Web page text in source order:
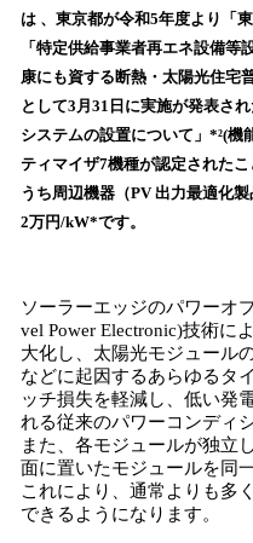
を
読
込
み
中
で
す
は 、東京都が令和5年度より「
「特定供給事業者再エネ設備
康にも資する断熱・太陽光住宅
として3月31日に実施が発表さ
システムの設置について」*²(機
ティマイザ7機種が認定された
うち周辺機器（PV 出力最適化
2万円/kW*です。
ソーラーエッジのパワーオ
vel Power Electronic)技術に
大化し、太陽光モジュール
などに起因するあらゆるタ
ッチ損失を軽減し、低い発
れる従来のパワーコンディ
また、各モジュールが独立
面に置いたモジュールを同
これにより、通常よりも多
できるようになります。